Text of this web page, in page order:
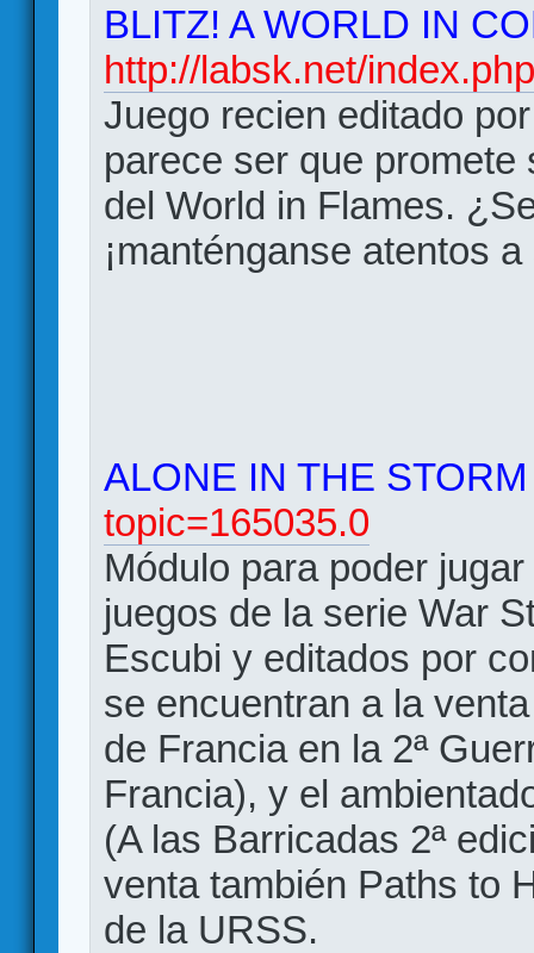
BLITZ! A WORLD IN
http://labsk.net/
Juego recien editado
parece ser que
del World in Flames.
¡manténganse atentos
ALONE IN THE STORM
topic=165035.0
Módulo para poder
juegos de la serie War
Escubi y editados por
se encuentran a la
de Francia en la 2ª
Francia), y el
(A las Barricadas 2ª
venta también Paths to
de la URSS.